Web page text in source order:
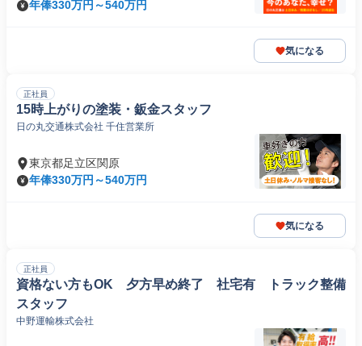
年俸330万円～540万円
気になる
正社員
15時上がりの塗装・鈑金スタッフ
日の丸交通株式会社 千住営業所
東京都足立区関原
年俸330万円～540万円
気になる
正社員
資格ない方もOK 夕方早め終了 社宅有 トラック整備
スタッフ
中野運輸株式会社